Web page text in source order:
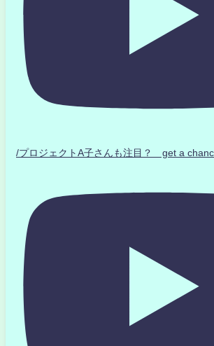
/プロジェクトA子さんも注目？ get a